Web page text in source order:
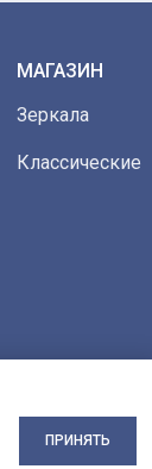
ПРИНЯТЬ
МАГАЗИН
Зеркала
Классические